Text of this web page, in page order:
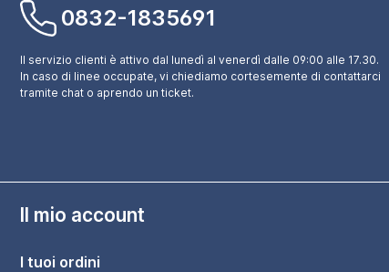
0832-1835691
Il servizio clienti è attivo dal lunedì al venerdì dalle 09:00 alle 17.30.
In caso di linee occupate, vi chiediamo cortesemente di contattarci
tramite chat o aprendo un ticket.
Il mio account
I tuoi ordini